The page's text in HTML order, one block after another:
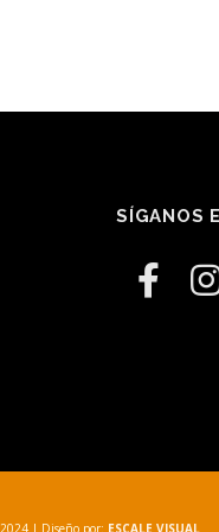
SÍGANOS
2024 | Diseño por: ESCALE VISUAL